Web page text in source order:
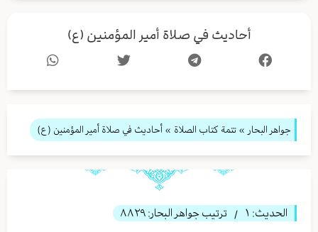
أحاديث في صلاة أمير المؤمنين (ع)
جواهر البحار » تتمة كتاب الصلاة » أحاديث في صلاة أمير المؤمنين (ع)
الحديث: ١ / ترتيب جواهر البحار: ٨٨٢٩